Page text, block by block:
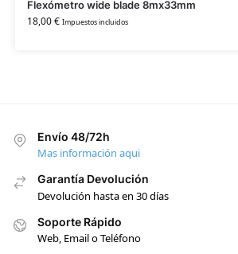
Flexómetro wide blade 8mx33mm
18,00€ Impuestos incluidos
Envío 48/72h
Mas información aqui
Garantía Devolución
Devolución hasta en 30 días
Soporte Rápido
Web, Email o Teléfono